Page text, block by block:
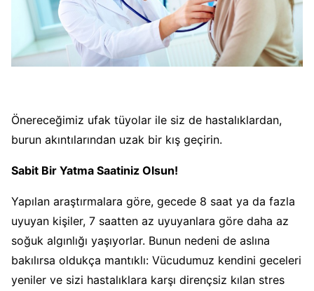
Önereceğimiz ufak tüyolar ile siz de hastalıklardan,
burun akıntılarından uzak bir kış geçirin.
Sabit Bir Yatma Saatiniz Olsun!
Yapılan araştırmalara göre, gecede 8 saat ya da fazla
uyuyan kişiler, 7 saatten az uyuyanlara göre daha az
soğuk algınlığı yaşıyorlar. Bunun nedeni de aslına
bakılırsa oldukça mantıklı: Vücudumuz kendini geceleri
yeniler ve sizi hastalıklara karşı dirençsiz kılan stres